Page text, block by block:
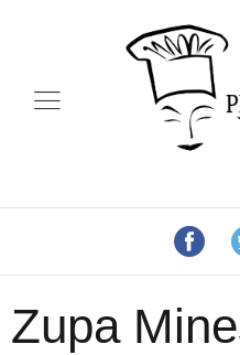
Zupa